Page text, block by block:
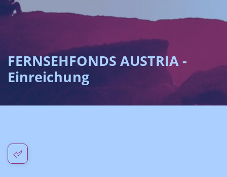
FERNSEHFONDS AUSTRIA -
Einreichung